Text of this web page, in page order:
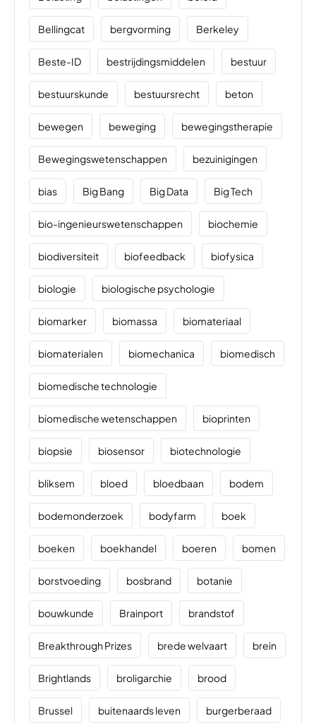
Bellingcat bergvorming Berkeley
Beste-ID bestrijdingsmiddelen bestuur
bestuurskunde bestuursrecht beton
bewegen beweging bewegingstherapie
Bewegingswetenschappen bezuinigingen
bias Big Bang Big Data Big Tech
bio-ingenieurswetenschappen biochemie
biodiversiteit biofeedback biofysica
biologie biologische psychologie
biomarker biomassa biomateriaal
biomaterialen biomechanica biomedisch
biomedische technologie
biomedische wetenschappen bioprinten
biopsie biosensor biotechnologie
bliksem bloed bloedbaan bodem
bodemonderzoek bodyfarm boek
boeken boekhandel boeren bomen
borstvoeding bosbrand botanie
bouwkunde Brainport brandstof
Breakthrough Prizes brede welvaart brein
Brightlands broligarchie brood
Brussel buitenaards leven burgerberaad